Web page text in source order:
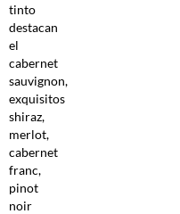
tinto
destacan
el
cabernet
sauvignon,
exquisitos
shiraz,
merlot,
cabernet
franc,
pinot
noir